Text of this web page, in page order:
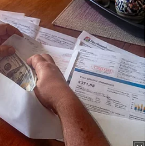
Trung ương Trung Quốc
#Chính sách tiền tệ